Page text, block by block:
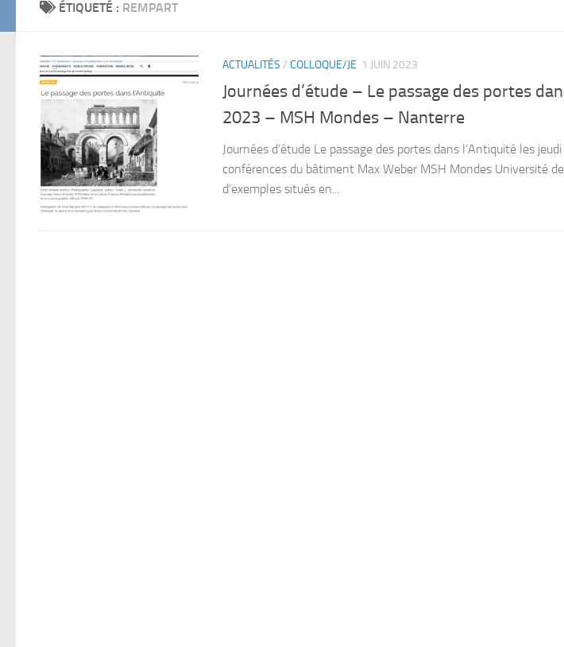
ÉTIQUETÉ : REMPART
ACTUALITÉS / COLLOQUE/JE 1 JUIN 2023
Journées d’étude – Le passage des portes
2023 – MSH Mondes – Nanterre
Journées d’étude Le passage des portes dans l’Antiquité les
conférences du bâtiment Max Weber MSH Mondes Université
d’exemples situés en...